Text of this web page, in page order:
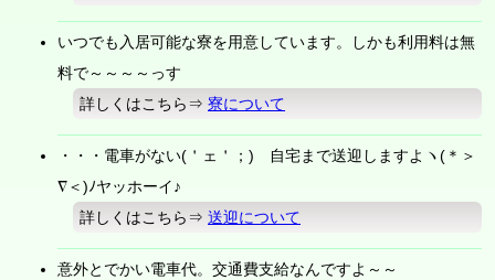
いつでも入居可能な寮を用意しています。しかも利用料は無
料で～～～～っす
詳しくはこちら⇒寮について
・・・電車がない(＇ェ＇；) 自宅まで送迎しますよヽ(＊＞
∇＜)ﾉヤッホーイ♪
詳しくはこちら⇒送迎について
意外とでかい電車代。交通費支給なんですよ～～